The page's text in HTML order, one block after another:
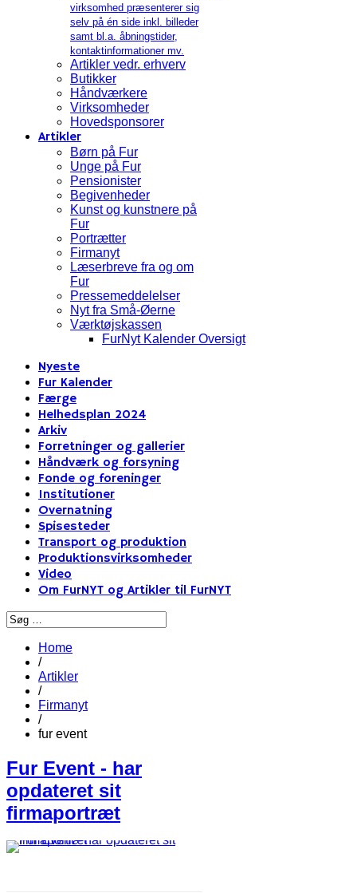
virksomhed præsenterer sig
selv på én side inkl. billeder
samt bl.a. åbningstider,
kontaktinformationer mv.
Artikler vedr. erhverv
Butikker
Håndværkere
Virksomheder
Hovedsponsorer
Artikler
Børn på Fur
Unge på Fur
Pensionister
Begivenheder
Kunst og kunstnere på
Fur
Portrætter
Firmanyt
Læserbreve fra og om
Fur
Pressemeddelelser
Nyt fra Små-Øerne
Værktøjskassen
FurNyt Kalender Oversigt
Nyeste
Fur Kalender
Færge
Helhedsplan 2024
Arkiv
Forretninger og gallerier
Håndværk og forsyning
Fonde og foreninger
Institutioner
Overnatning
Spisesteder
Transport og produktion
Produktionsvirksomheder
Video
Om FurNYT og Artikler til FurNYT
Home
/
Artikler
/
Firmanyt
/
fur event
Fur Event - har
opdateret sit
firmaportræt